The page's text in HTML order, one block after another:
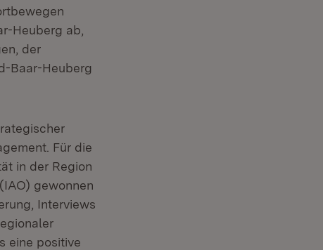
Heuberg ab,
der
Baar-Heuberg
Für die
in der Region
gewonnen
Interviews
eine positive